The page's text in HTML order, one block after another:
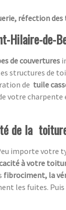
réfection
Hilaire-de-
de couvertures
structures de
de tuile
votre charpente
de la
importe votre
à votre
fibrociment, la
les fuites.